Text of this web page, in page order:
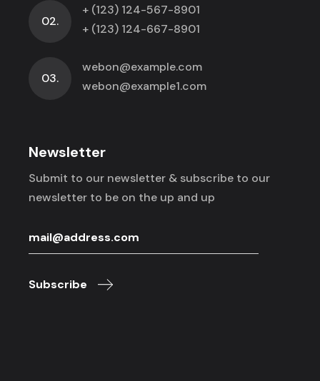
02.
+ (123) 124-567-8901
+ (123) 124-667-8901
03.
webon@example.com
webon@example1.com
Newsletter
Submit to our newsletter & subscribe to our
newsletter to be on the up and up
Subscribe